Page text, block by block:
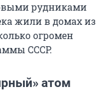
рудниками
жили в домах из
огромен
СССР.
атом